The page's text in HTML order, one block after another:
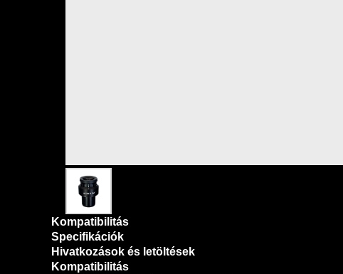
Kompatibilitás
Specifikációk
Hivatkozások és letöltések
Kompatibilitás